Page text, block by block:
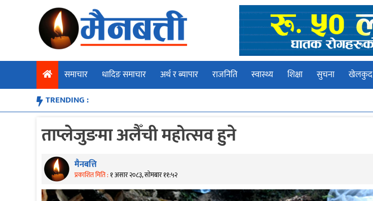
समाचार धादिङ समाचार अर्थ र ब्यापार राजनिति स्वास्थ्य शिक्षा सुचना खेलकुद
TRENDING :
ताप्लेजुङमा अलैँची महोत्सव हुने
मैनबत्ति
प्रकाशित मिति : १ असार २०८३, सोमबार ११:५२